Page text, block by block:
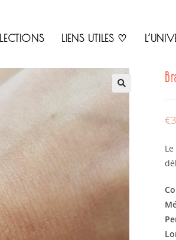
LIENS UTILES ♡
€